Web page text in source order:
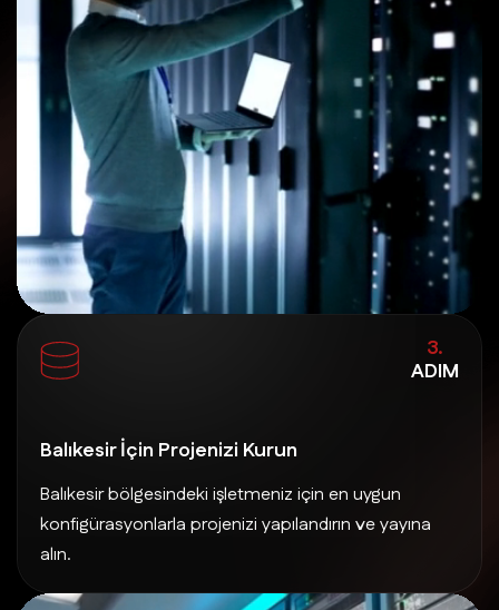
3.
ADIM
Balıkesir İçin Projenizi Kurun
Balıkesir bölgesindeki işletmeniz için en uygun
konfigürasyonlarla projenizi yapılandırın ve yayına
alın.